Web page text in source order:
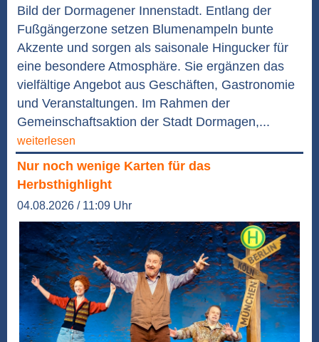
Bild der Dormagener Innenstadt. Entlang der
Fußgängerzone setzen Blumenampeln bunte
Akzente und sorgen als saisonale Hingucker für
eine besondere Atmosphäre. Sie ergänzen das
vielfältige Angebot aus Geschäften, Gastronomie
und Veranstaltungen. Im Rahmen der
Gemeinschaftsaktion der Stadt Dormagen,...
weiterlesen
Nur noch wenige Karten für das
Herbsthighlight
04.08.2026 / 11:09 Uhr